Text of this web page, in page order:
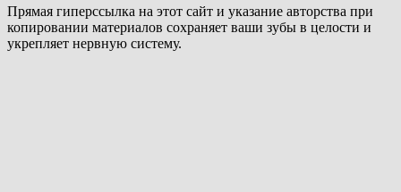
Прямая гиперссылка на этот сайт и указание авторства при
копировании материалов сохраняет ваши зубы в целости и
укрепляет нервную систему.